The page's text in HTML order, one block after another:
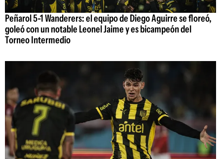
Peñarol 5-1 Wanderers: el equipo de Diego Aguirre se floreó,
goleó con un notable Leonel Jaime y es bicampeón del
Torneo Intermedio